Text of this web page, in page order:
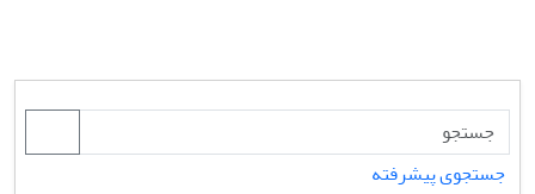
جستجوی پیشرفته